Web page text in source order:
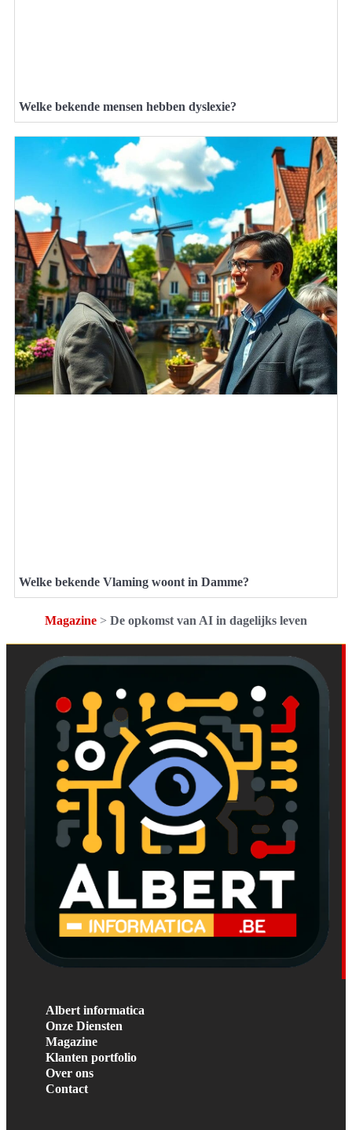
Welke bekende mensen hebben dyslexie?
Welke bekende Vlaming woont in Damme?
Magazine > De opkomst van AI in dagelijks leven
Albert informatica
Onze Diensten
Magazine
Klanten portfolio
Over ons
Contact